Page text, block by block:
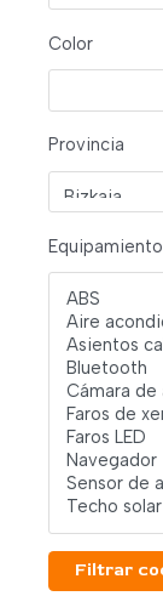
Color
Provincia
Equipamiento